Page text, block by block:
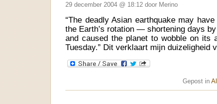
29 december 2004 @ 18:12 door Merino
“The deadly Asian earthquake may
the Earth’s rotation — shortening days
and caused the planet to wobble on its
Tuesday.” Dit verklaart mijn duizeligheid
Gepost in